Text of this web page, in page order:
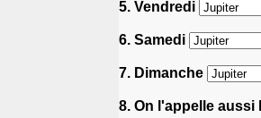
5. Vendredi
6. Samedi
7. Dimanche
8. On l'appelle